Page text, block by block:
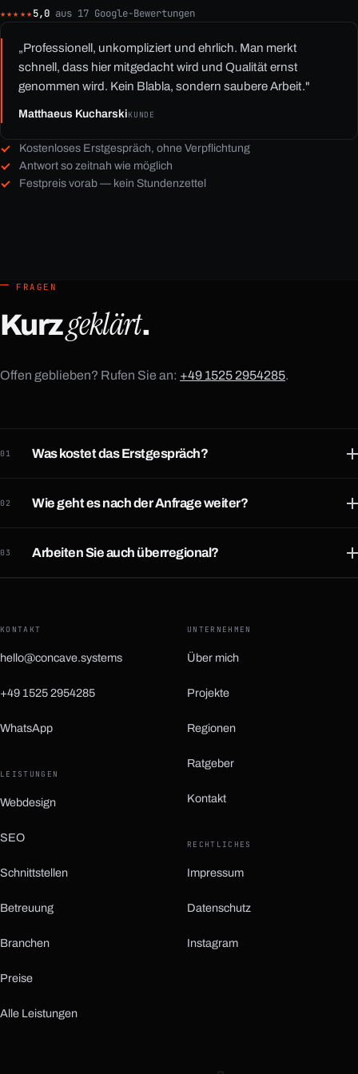
TELEFON +49 1525 2954285
E-MAIL hello@concave.systems
★★★★★5,0 aus 17 Google-Bewertungen
„Professionell, unkompliziert und ehrlich. Man merkt
schnell, dass hier mitgedacht wird und Qualität ernst
genommen wird. Kein Blabla, sondern saubere Arbeit."
Matthaeus KucharskiKUNDE
Kostenloses Erstgespräch, ohne Verpflichtung
Antwort so zeitnah wie möglich
Festpreis vorab — kein Stundenzettel
FRAGEN
Kurzgeklärt.
Offen geblieben? Rufen Sie an: +49 1525 2954285.
01 Was kostet das Erstgespräch?
02 Wie geht es nach der Anfrage weiter?
03 Arbeiten Sie auch überregional?
KONTAKT
hello@concave.systems
+49 1525 2954285
WhatsApp
(öffnet in neuem Tab)
LEISTUNGEN
Webdesign
SEO
Schnittstellen
Betreuung
Branchen
Preise
Alle Leistungen
UNTERNEHMEN
Über mich
Projekte
Regionen
Ratgeber
Kontakt
RECHTLICHES
Impressum
Datenschutz
Instagram
(öffnet in neuem Tab)